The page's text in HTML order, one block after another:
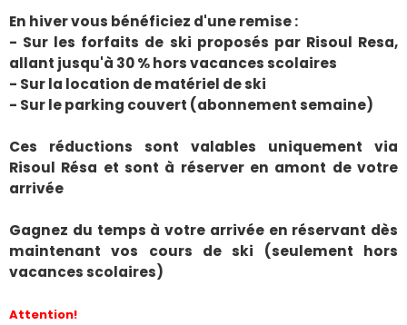
En hiver vous bénéficiez d'une remise :
- Sur les forfaits de ski proposés par Risoul Resa,
allant jusqu'à 30 % hors vacances scolaires
- Sur la location de matériel de ski
- Sur le parking couvert (abonnement semaine)
Ces réductions sont valables uniquement via
Risoul Résa et sont à réserver en amont de votre
arrivée
Gagnez du temps à votre arrivée en réservant dès
maintenant vos cours de ski (seulement hors
vacances scolaires)
Attention!